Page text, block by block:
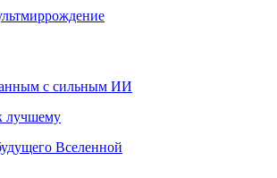
миррождение
с сильным ИИ
лучшему
Вселенной